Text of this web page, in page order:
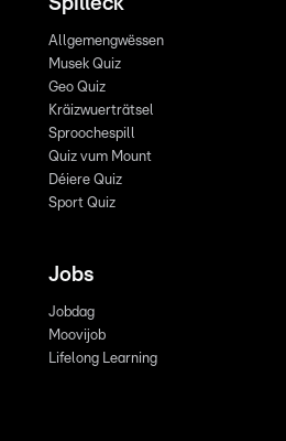
Spilleck
Allgemengwëssen
Musek Quiz
Geo Quiz
Kräizwuerträtsel
Sproochespill
Quiz vum Mount
Déiere Quiz
Sport Quiz
Jobs
Jobdag
Moovijob
Lifelong Learning